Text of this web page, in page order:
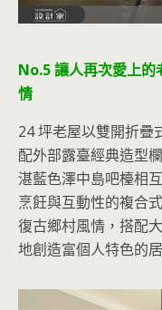
No.5 讓人再次愛上的
情
24 坪老屋以雙開折疊
配外部露臺經典造型
湛藍色澤中島吧檯相
烹飪與互動性的複合
復古鄉村風情，搭配
地創造富個人特色的